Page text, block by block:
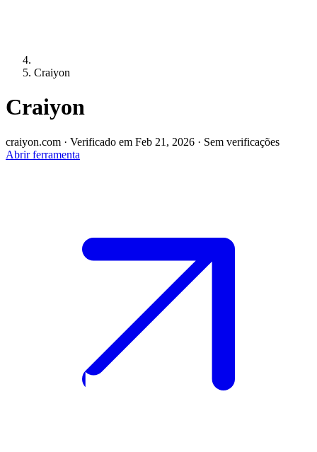
Craiyon
Craiyon
craiyon.com · Verificado em Feb 21, 2026 · Sem verificações
Abrir ferramenta